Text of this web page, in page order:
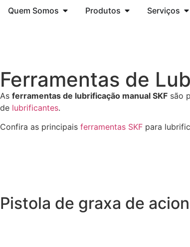
Quem Somos Produtos Serviços
Ferramentas de
As ferramentas de lubrificação manual SKF são
de lubrificantes.
Confira as principais ferramentas SKF para
Pistola de graxa de